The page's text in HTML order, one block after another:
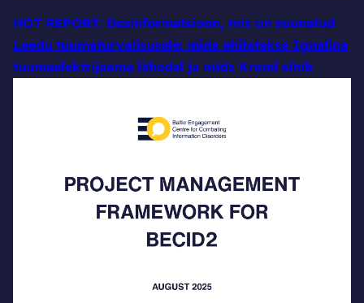
HOT REPORT: Desinformatsioon, mis on suunatud
Leedu tuumaturvalisusele: mida ehitatakse Ignalina
tuumaelektrijaama lähedal ja mida Kreml sihib